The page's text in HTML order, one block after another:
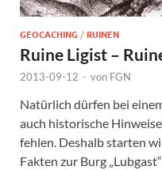
GEOCACHING /RUINEN
Ruine Ligist –
2013-09-12 - von FGN
Natürlich dürfen bei
auch historische
fehlen. Deshalb starten
Fakten zur Burg